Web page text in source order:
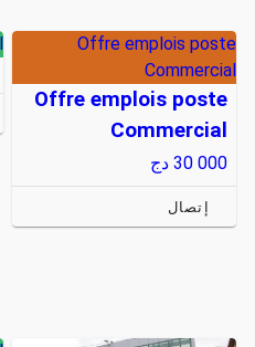
Offre emplois poste
Commercial
Offre emplois poste
Commercial
30 000 دج
إتصال